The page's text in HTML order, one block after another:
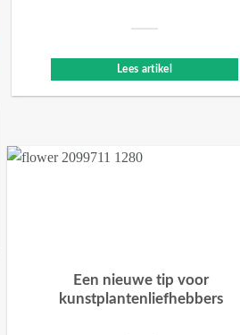
Lees artikel
Een nieuwe tip voor
kunstplantenliefhebbers